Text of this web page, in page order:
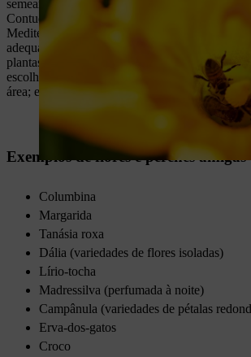
semear uma mistura de flores especialmente
Contudo, muitas destas misturas são
Mediterrâneo ou dos EUA – embora as flores
adequadas para os insetos, para as abelhas
plantas indígenas ainda são a melhor escolha.
escolher idealmente misturas de sementes
área; experimente lojas agrícolas e organizações
Exemplos de flores e perenes amigas
Columbina
Margarida
Tanásia roxa
Dália (variedades de flores isoladas)
Lírio-tocha
Madressilva (perfumada à noite)
Campânula (variedades de pétalas
Erva-dos-gatos
Croco